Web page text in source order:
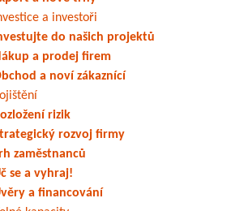
a investoři
do našich projektů
a prodej firem
a noví zákaznící
rizik
rozvoj firmy
zaměstnanců
se a vyhraj!
a financování